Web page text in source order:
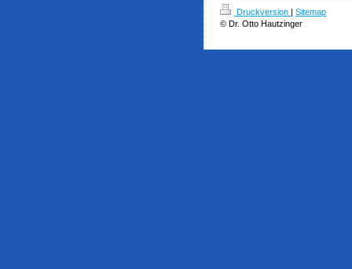
Druckversion | Sitemap
© Dr. Otto Hautzinger